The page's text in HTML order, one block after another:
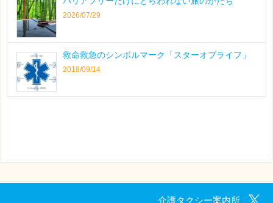
2026/07/29
救命救急のシンボルマーク「スターオブライフ」
2018/09/14
介護タクシー案内所